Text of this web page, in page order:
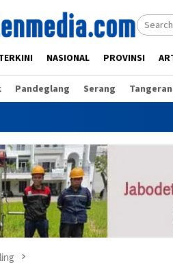
NASIONAL PROVINSI
Pandeglang Serang
ESDM